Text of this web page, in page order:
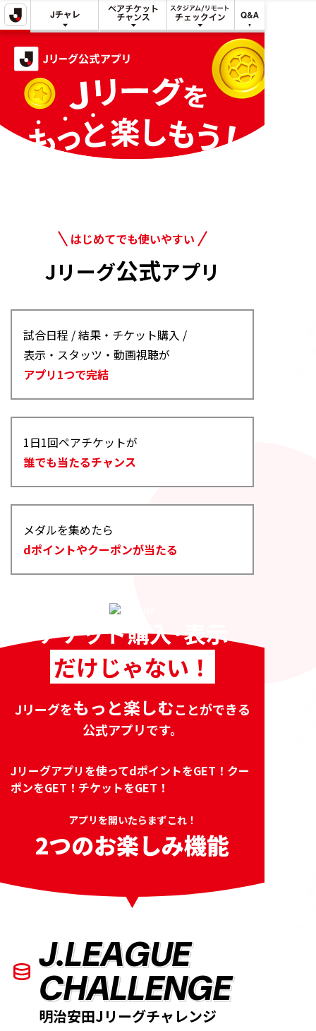
で
できる
こと
Jリーグチャレ
ンジ
明治安田
ペアチケット
チャンス
スタジアム/リ
モート
チェックイン
Q&A
はじめてでも使いやすい
Jリーグ公式アプリ
試合日程 / 結果・チケット購入 /
表示・スタッツ・動画視聴が
アプリ1つで完結
1日1回ペアチケットが
誰でも当たるチャンス
メダルを集めたら
dポイントやクーポンが当たる
チケット購入･表示
だけじゃない！
Jリーグをもっと楽しむことができる
公式アプリです。
Jリーグアプリを使ってdポイントをGET！クー
ポンをGET！チケットをGET！
アプリを開いたらまずこれ！
2つのお楽しみ機能
J.LEAGUE
CHALLENGE
明治安田Jリーグチャレンジ